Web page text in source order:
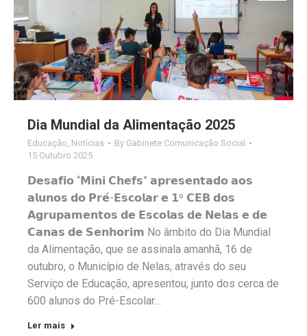
Dia Mundial da Alimentação 2025
Educação, Notícias By Gabinete Comunicação Social
15 Outubro 2025
𝗗𝗲𝘀𝗮𝗳𝗶𝗼 “𝗠𝗶𝗻𝗶 𝗖𝗵𝗲𝗳𝘀” 𝗮𝗽𝗿𝗲𝘀𝗲𝗻𝘁𝗮𝗱𝗼 𝗮𝗼𝘀
𝗮𝗹𝘂𝗻𝗼𝘀 𝗱𝗼 𝗣𝗿𝗲́-𝗘𝘀𝗰𝗼𝗹𝗮𝗿 𝗲 𝟭º 𝗖𝗘𝗕 𝗱𝗼𝘀
𝗔𝗴𝗿𝘂𝗽𝗮𝗺𝗲𝗻𝘁𝗼𝘀 𝗱𝗲 𝗘𝘀𝗰𝗼𝗹𝗮𝘀 𝗱𝗲 𝗡𝗲𝗹𝗮𝘀 𝗲 𝗱𝗲
𝗖𝗮𝗻𝗮𝘀 𝗱𝗲 𝗦𝗲𝗻𝗵𝗼𝗿𝗶𝗺 No âmbito do Dia Mundial
da Alimentação, que se assinala amanhã, 16 de
outubro, o Município de Nelas, através do seu
Serviço de Educação, apresentou, junto dos cerca de
600 alunos do Pré-Escolar…
Ler mais